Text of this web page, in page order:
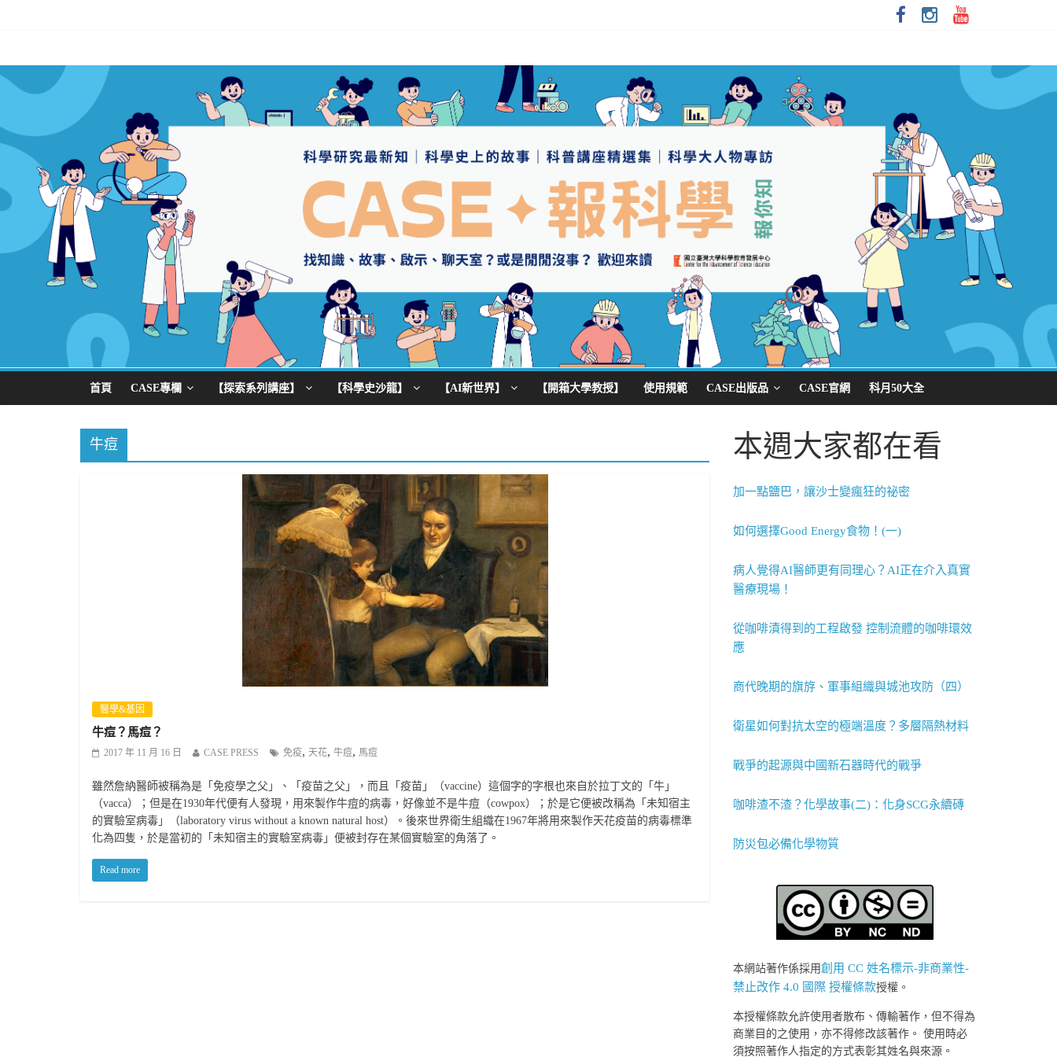
首頁 CASE專欄 【探索系列講座】 【科學史沙龍】 【AI新世界】 【開箱大學教授】 使用規範 CASE出版品 CASE官網 科月50大全
牛痘
醫學&基因
牛痘？馬痘？
2017 年 11 月 16 日 CASE PRESS 免疫, 天花, 牛痘, 馬痘
雖然詹納醫師被稱為是「免疫學之父」、「疫苗之父」，而且「疫苗」（vaccine）這個字的字根也來自於拉丁文的「牛」
（vacca）；但是在1930年代便有人發現，用來製作牛痘的病毒，好像並不是牛痘（cowpox）；於是它便被改稱為「未知宿主
的實驗室病毒」（laboratory virus without a known natural host）。後來世界衛生組織在1967年將用來製作天花疫苗的病毒標準
化為四隻，於是當初的「未知宿主的實驗室病毒」便被封存在某個實驗室的角落了。
Read more
本週大家都在看
加一點鹽巴，讓沙士變瘋狂的祕密
如何選擇Good Energy食物！(一)
病人覺得AI醫師更有同理心？AI正在介入真實
醫療現場！
從咖啡漬得到的工程啟發 控制流體的咖啡環效
應
商代晚期的旗斿、軍事組織與城池攻防（四）
衛星如何對抗太空的極端溫度？多層隔熱材料
戰爭的起源與中國新石器時代的戰爭
咖啡渣不渣？化學故事(二)：化身SCG永續磚
防災包必備化學物質
本網站著作係採用創用 CC 姓名標示-非商業性-
禁止改作 4.0 國際 授權條款授權。
本授權條款允許使用者散布、傳輸著作，但不得為
商業目的之使用，亦不得修改該著作。 使用時必
須按照著作人指定的方式表彰其姓名與來源。